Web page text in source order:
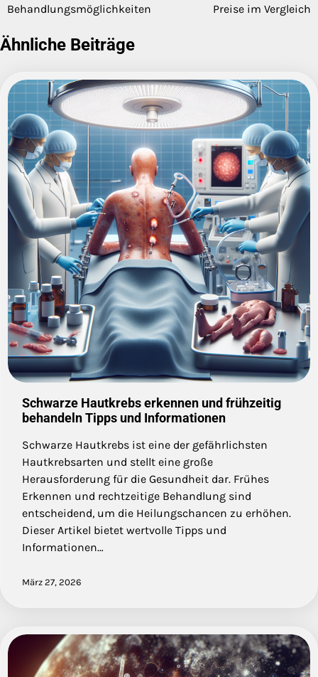
Behandlungsmöglichkeiten
Preise im Vergleich
Ähnliche Beiträge
Schwarze Hautkrebs erkennen und frühzeitig
behandeln Tipps und Informationen
Schwarze Hautkrebs ist eine der gefährlichsten
Hautkrebsarten und stellt eine große
Herausforderung für die Gesundheit dar. Frühes
Erkennen und rechtzeitige Behandlung sind
entscheidend, um die Heilungschancen zu erhöhen.
Dieser Artikel bietet wertvolle Tipps und
Informationen…
März 27, 2026